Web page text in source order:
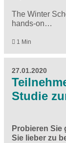
The Winter
hands-on…
1 Min
27.01.2020
Studie
Probieren Sie
Sie lieber zu